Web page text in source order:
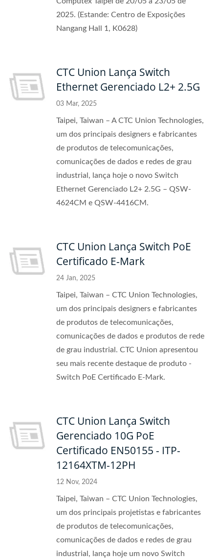
2025. (Estande: Centro de Exposições
Nangang Hall 1, K0628)
CTC Union Lança Switch
Ethernet Gerenciado L2+ 2.5G
03 Mar, 2025
Taipei, Taiwan – A CTC Union Technologies,
um dos principais designers e fabricantes
de produtos de telecomunicações,
comunicações de dados e redes de grau
industrial, lança hoje o novo Switch
Ethernet Gerenciado L2+ 2.5G – QSW-
4624CM e QSW-4416CM.
CTC Union Lança Switch PoE
Certificado E-Mark
24 Jan, 2025
Taipei, Taiwan – CTC Union Technologies,
um dos principais designers e fabricantes
de produtos de telecomunicações,
comunicações de dados e produtos de rede
de grau industrial. CTC Union apresentou
seu mais recente destaque de produto -
Switch PoE Certificado E-Mark.
CTC Union Lança Switch
Gerenciado 10G PoE
Certificado EN50155 - ITP-
12164XTM-12PH
12 Nov, 2024
Taipei, Taiwan – CTC Union Technologies,
um dos principais projetistas e fabricantes
de produtos de telecomunicações,
comunicações de dados e redes de grau
industrial, lança hoje um novo Switch